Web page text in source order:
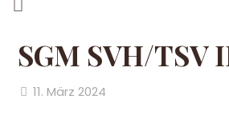
SGM SVH/TSV
11. März 2024